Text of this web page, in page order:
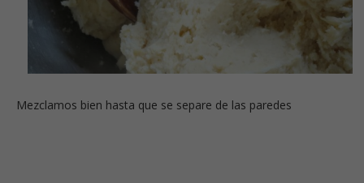
Mezclamos bien hasta que se separe de las paredes